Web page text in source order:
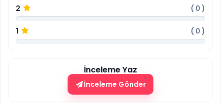
2 ( 0 )
1 ( 0 )
İnceleme Yaz
İnceleme Gönder